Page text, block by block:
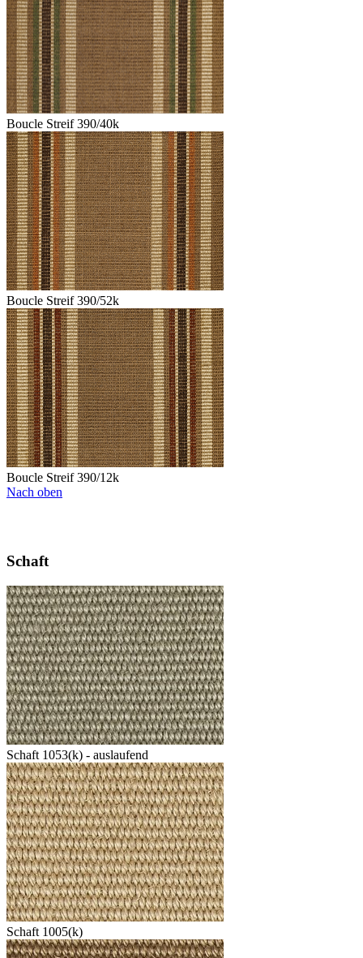
Boucle Streif 390/40k
Boucle Streif 390/52k
Boucle Streif 390/12k
Nach oben
Schaft
Schaft 1053(k) - auslaufend
Schaft 1005(k)